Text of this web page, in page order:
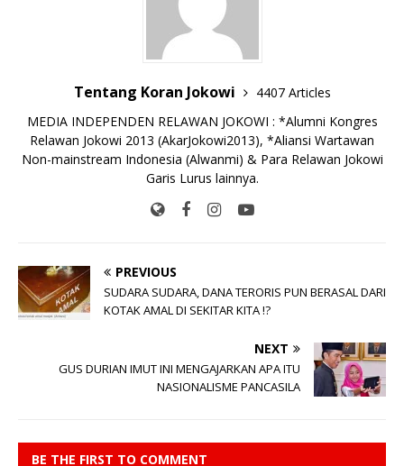
Tentang Koran Jokowi
4407 Articles
MEDIA INDEPENDEN RELAWAN JOKOWI : *Alumni Kongres
Relawan Jokowi 2013 (AkarJokowi2013), *Aliansi Wartawan
Non-mainstream Indonesia (Alwanmi) & Para Relawan Jokowi
Garis Lurus lainnya.
PREVIOUS
SUDARA SUDARA, DANA TERORIS PUN BERASAL DARI
KOTAK AMAL DI SEKITAR KITA !?
NEXT
GUS DURIAN IMUT INI MENGAJARKAN APA ITU
NASIONALISME PANCASILA
BE THE FIRST TO COMMENT